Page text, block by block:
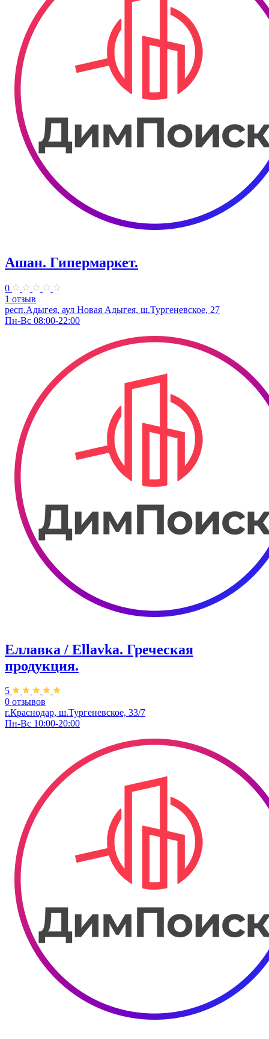
Ашан. Гипермаркет.
0
1 отзыв
респ.Адыгея, аул Новая Адыгея, ш.Тургеневское, 27
Пн-Вс 08:00-22:00
Еллавка / Ellavka. Греческая
продукция.
5
0 отзывов
г.Краснодар, ш.Тургеневское, 33/7
Пн-Вс 10:00-20:00